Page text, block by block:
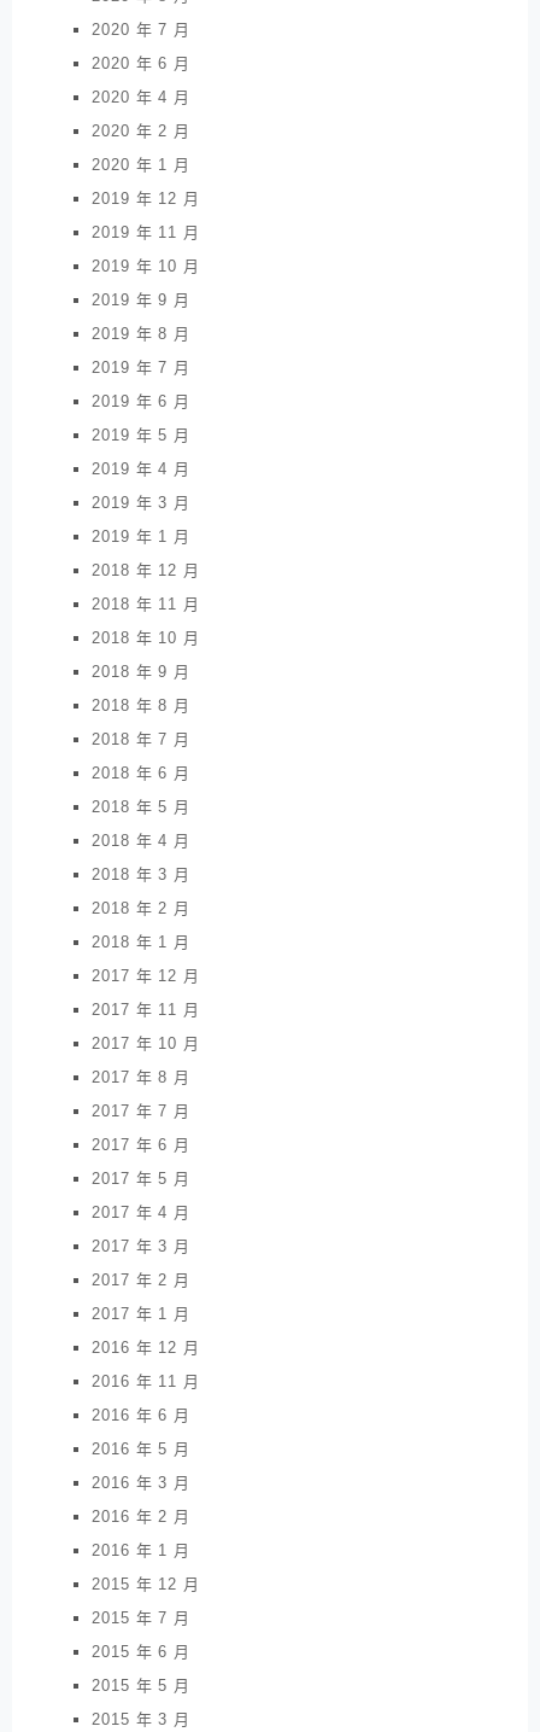
2020 年 7 月
2020 年 6 月
2020 年 4 月
2020 年 2 月
2020 年 1 月
2019 年 12 月
2019 年 11 月
2019 年 10 月
2019 年 9 月
2019 年 8 月
2019 年 7 月
2019 年 6 月
2019 年 5 月
2019 年 4 月
2019 年 3 月
2019 年 1 月
2018 年 12 月
2018 年 11 月
2018 年 10 月
2018 年 9 月
2018 年 8 月
2018 年 7 月
2018 年 6 月
2018 年 5 月
2018 年 4 月
2018 年 3 月
2018 年 2 月
2018 年 1 月
2017 年 12 月
2017 年 11 月
2017 年 10 月
2017 年 8 月
2017 年 7 月
2017 年 6 月
2017 年 5 月
2017 年 4 月
2017 年 3 月
2017 年 2 月
2017 年 1 月
2016 年 12 月
2016 年 11 月
2016 年 6 月
2016 年 5 月
2016 年 3 月
2016 年 2 月
2016 年 1 月
2015 年 12 月
2015 年 7 月
2015 年 6 月
2015 年 5 月
2015 年 3 月